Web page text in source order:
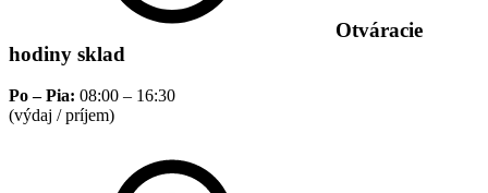
Otváracie
hodiny sklad
Po – Pia: 08:00 – 16:30
(výdaj / príjem)